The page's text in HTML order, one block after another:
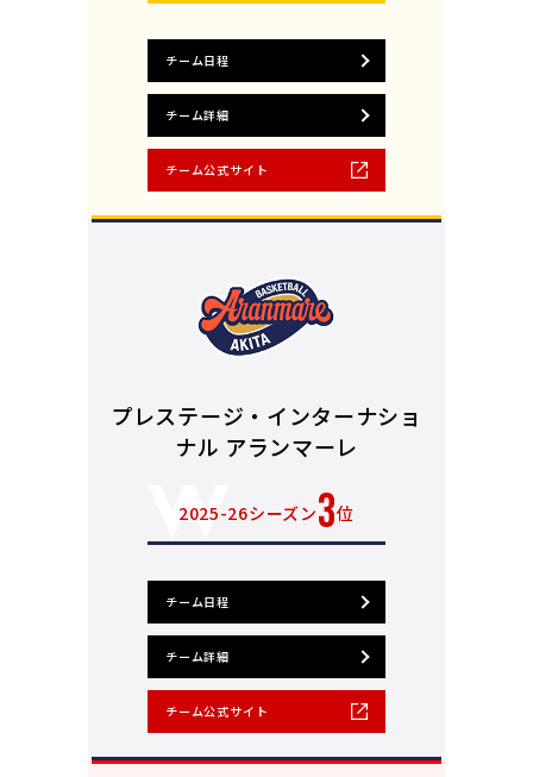
チーム日程
チーム詳細
チーム公式サイト
プレステージ・インターナショ
ナル アランマーレ
2025-26シーズン3位
チーム日程
チーム詳細
チーム公式サイト